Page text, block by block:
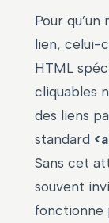
Pour
lien, celui-
HTML
cliquables
des liens
standard
Sans cet
souvent
fonctionne